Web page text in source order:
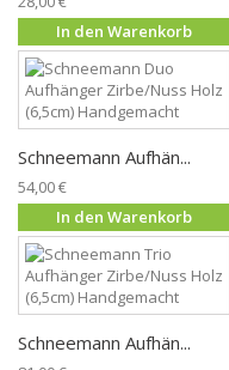
In den Warenkorb
Schneemann Aufhän...
54,00 €
In den Warenkorb
Schneemann Aufhän...